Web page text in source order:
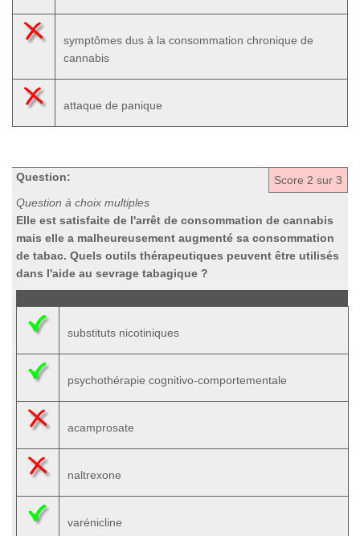
symptômes dus à la consommation chronique de
cannabis
attaque de panique
Score 2 sur 3
Question:
Question à choix multiples
Elle est satisfaite de l'arrêt de consommation de cannabis
mais elle a malheureusement augmenté sa consommation
de tabac. Quels outils thérapeutiques peuvent être utilisés
dans l'aide au sevrage tabagique ?
substituts nicotiniques
psychothérapie cognitivo-comportementale
acamprosate
naltrexone
varénicline